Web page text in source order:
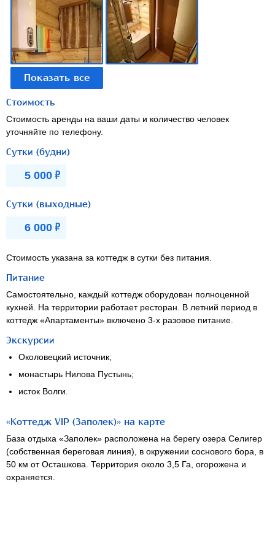
Стоимость
Стоимость аренды на ваши даты и количество человек
уточняйте по телефону.
Сутки (будни)
5 000 Р
Сутки (выходные)
6 000 Р
Стоимость указана за коттедж в сутки без питания.
Питание
Самостоятельно, каждый коттедж оборудован полноценной
кухней. На территории работает ресторан. В летний период в
коттедж «Апартаменты» включено 3-х разовое питание.
Экскурсии
Околовецкий источник;
монастырь Нилова Пустынь;
исток Волги.
«Коттедж VIP (Заполек)» на карте
База отдыха «Заполек» расположена на берегу озера Селигер
(собственная береговая линия), в окружении соснового бора, в
50 км от Осташкова. Территория около 3,5 Га, огорожена и
охраняется.